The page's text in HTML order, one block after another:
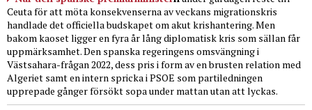
Ceuta för att möta konsekvenserna av veckans migrationskris
handlade det officiella budskapet om akut krishantering. Men
bakom kaoset ligger en fyra år lång diplomatisk kris som sällan får
uppmärksamhet. Den spanska regeringens omsvängning i
Västsahara-frågan 2022, dess pris i form av en brusten relation med
Algeriet samt en intern spricka i PSOE som partiledningen
upprepade gånger försökt sopa under mattan utan att lyckas.